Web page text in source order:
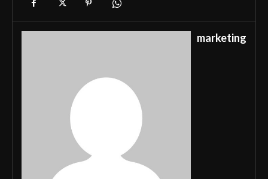
marketing